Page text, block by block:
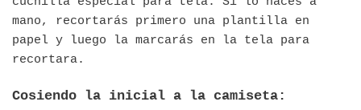
mano, recortarás primero una plantilla en
papel y luego la marcarás en la tela para
recortara.
Cosiendo la inicial a la camiseta: